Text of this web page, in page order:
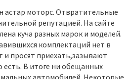
астар моторс. Отвратительные
репутацией. На сайте
куча разных марок и моделей.
комплектаций нет в
и просят приехать,зазывают
есть. В итоге ни обещанных
автомобилей. Некоторые